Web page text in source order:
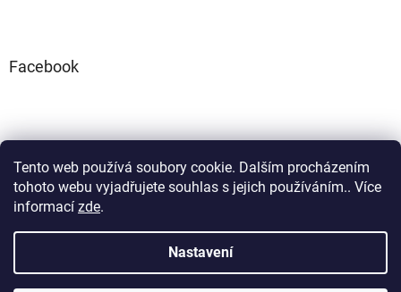
Tento web používá soubory cookie. Dalším procházením
tohoto webu vyjadřujete souhlas s jejich používáním.. Více
informací zde.
Nastavení
Facebook
Instagram
Vytvořil Shoptet